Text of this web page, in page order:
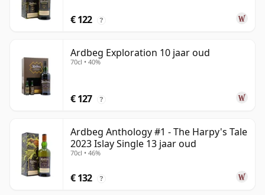
€ 122 ?
Ardbeg Exploration 10 jaar oud
70cl • 40%
€ 127 ?
Ardbeg Anthology #1 - The Harpy's Tale
2023 Islay Single 13 jaar oud
70cl • 46%
€ 132 ?